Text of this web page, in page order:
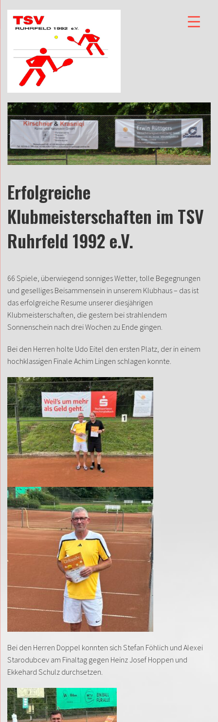
Erfolgreiche
Klubmeisterschaften im TSV
Ruhrfeld 1992 e.V.
66 Spiele, überwiegend sonniges Wetter, tolle Begegnungen
und geselliges Beisammensein in unserem Klubhaus – das ist
das erfolgreiche Resume unserer diesjährigen
Klubmeisterschaften, die gestern bei strahlendem
Sonnenschein nach drei Wochen zu Ende gingen.
Bei den Herren holte Udo Eitel den ersten Platz, der in einem
hochklassigen Finale Achim Lingen schlagen konnte.
Bei den Herren Doppel konnten sich Stefan Föhlich und Alexei
Starodubcev am Finaltag gegen Heinz Josef Hoppen und
Ekkehard Schulz durchsetzen.